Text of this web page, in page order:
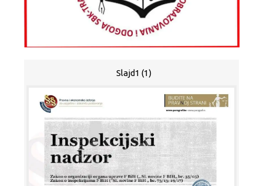
Slajd1 (1)